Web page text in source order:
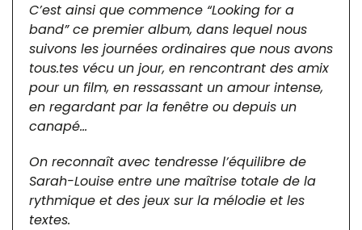
C’est ainsi que commence “Looking for a
band” ce premier album, dans lequel nous
suivons les journées ordinaires que nous avons
tous.tes vécu un jour, en rencontrant des amix
pour un film, en ressassant un amour intense,
en regardant par la fenêtre ou depuis un
canapé…
On reconnaît avec tendresse l’équilibre de
Sarah-Louise entre une maîtrise totale de la
rythmique et des jeux sur la mélodie et les
textes.